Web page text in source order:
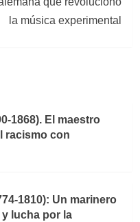
la música experimental
1868). El maestro
racismo con
1810): Un marinero
lucha por la